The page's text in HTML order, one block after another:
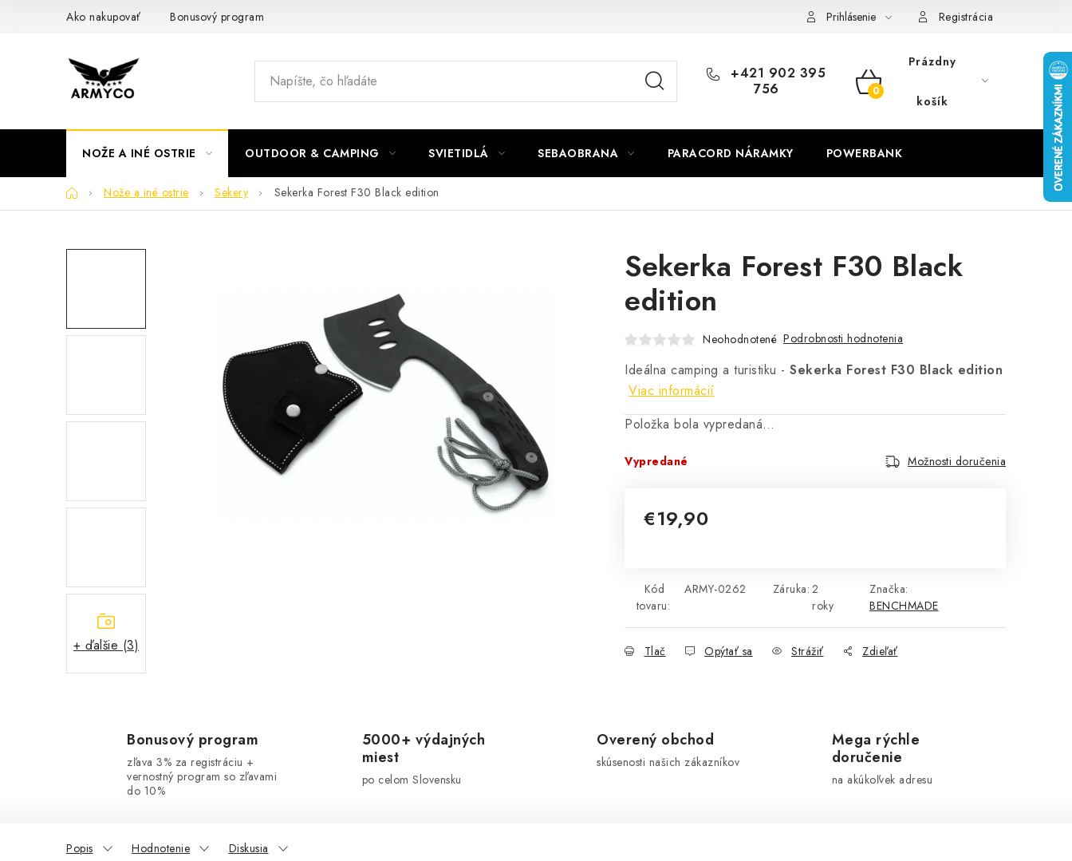
Ako nakupovať Bonusový program Prihlásenie Registrácia
+421 902 395
756
NÁKUPNÝ
Prázdny
košík
NOŽE A INÉ OSTRIE OUTDOOR & CAMPING SVIETIDLÁ SEBAOBRANA PARACORD NÁRAMKY POWERBANK
DomovNože a iné ostrie Sekery Sekerka Forest F30 Black edition
+ ďalšie (3)
Sekerka Forest F30 Black
edition
Neohodnotené Podrobnosti hodnotenia
Ideálna camping a turistiku - Sekerka Forest F30 Black edition
Viac informácií
Položka bola vypredaná…
Vypredané Možnosti doručenia
€19,90
Kód
tovaru:
ARMY-0262 Záruka: 2
roky
Značka:
BENCHMADE
Tlač Opýtať sa Strážiť Zdieľať
Bonusový program
zľava 3% za registráciu +
vernostný program so zľavami
do 10%
5000+ výdajných
miest
po celom Slovensku
Overený obchod
skúsenosti našich zákazníkov
Mega rýchle
doručenie
na akúkoľvek adresu
Popis Hodnotenie Diskusia